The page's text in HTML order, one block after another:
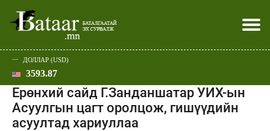
Эхлэл
Улс төр
Нийгэм
Эдийн засаг
Дэлхий
Спорт
Шар
Батаар юу хэлэв
Хэвлэл мэдээллээр
ДОЛЛАР (USD)
3593.87
Ерөнхий сайд Г.Занданшатар УИХ-ын
Асуулгын цагт оролцож, гишүүдийн
асуултад хариуллаа